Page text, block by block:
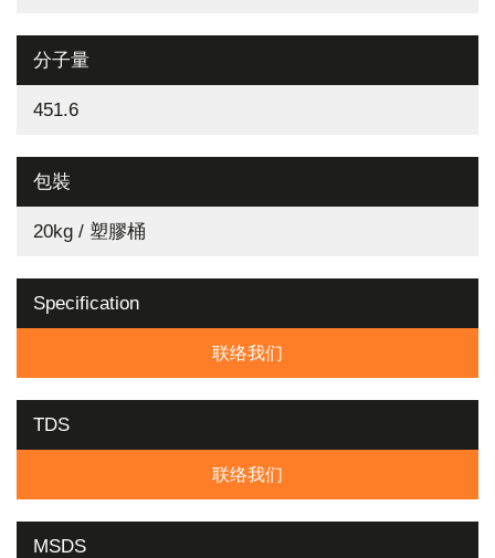
分子量
451.6
包裝
20kg / 塑膠桶
Specification
联络我们
TDS
联络我们
MSDS